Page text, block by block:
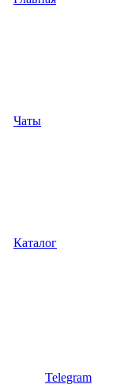
Чаты
Каталог
Telegram